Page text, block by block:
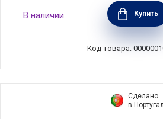
Кастрюля овальная с
диаметр 26 см, литой
керамическим покрытием,
13392274
В наличии Купить
Код товара:
Сделано
в